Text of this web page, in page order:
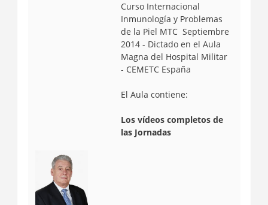
Curso Internacional
Inmunología y Problemas
de la Piel MTC Septiembre
2014 - Dictado en el Aula
Magna del Hospital Militar
- CEMETC España
El Aula contiene:
Los vídeos completos de
las Jornadas